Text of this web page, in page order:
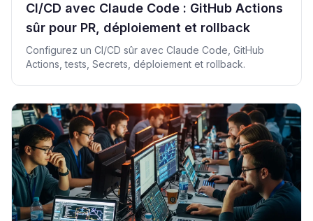
CI/CD avec Claude Code : GitHub Actions
sûr pour PR, déploiement et rollback
Configurez un CI/CD sûr avec Claude Code, GitHub
Actions, tests, Secrets, déploiement et rollback.